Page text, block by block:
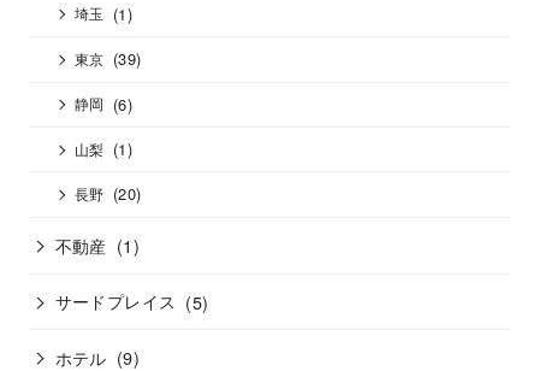
埼玉 (1)
東京 (39)
静岡 (6)
山梨 (1)
長野 (20)
不動産 (1)
サードプレイス (5)
ホテル (9)